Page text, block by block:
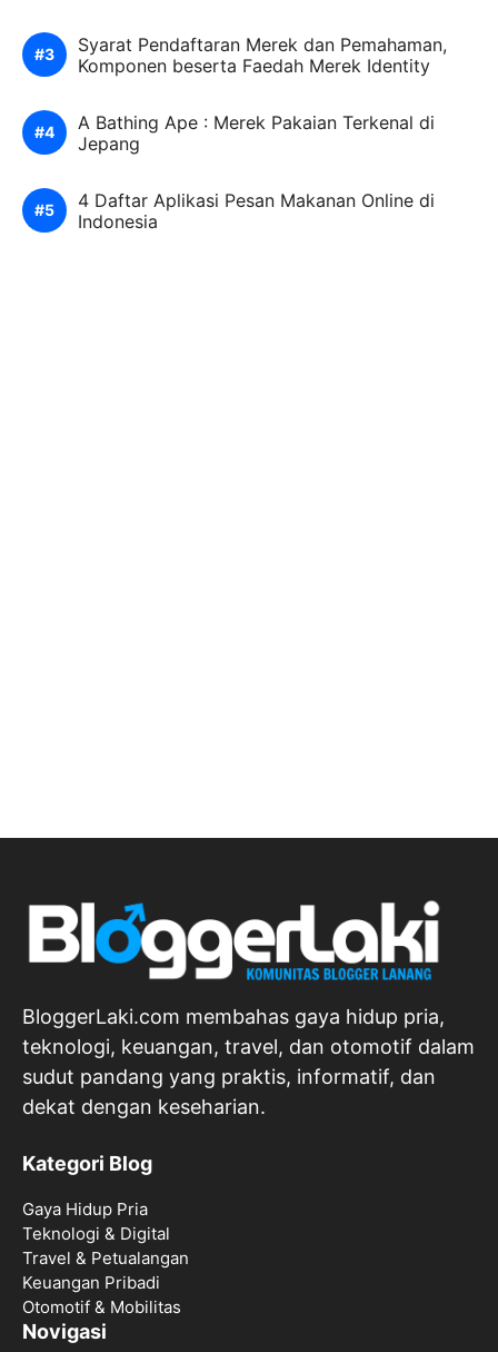
Syarat Pendaftaran Merek dan Pemahaman,
Komponen beserta Faedah Merek Identity
A Bathing Ape : Merek Pakaian Terkenal di
Jepang
4 Daftar Aplikasi Pesan Makanan Online di
Indonesia
BloggerLaki.com membahas gaya hidup pria,
teknologi, keuangan, travel, dan otomotif dalam
sudut pandang yang praktis, informatif, dan
dekat dengan keseharian.
Kategori Blog
Gaya Hidup Pria
Teknologi & Digital
Travel & Petualangan
Keuangan Pribadi
Otomotif & Mobilitas
Novigasi